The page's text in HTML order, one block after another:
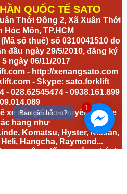
QUỐC TẾ SATO
Thới Đông 2, Xã Xuân Thới
Môn, TP.HCM
số thuế) số 0310041510 do
đầu ngày 29/5/2010, đăng ký
ngày 06/11/2017
- http://xenangsato.com
- Skype: sato.forklift
- 028.62545474 - 0938.161.899
xe nâng Sato chuyên bán xe
hãng như
Komatsu, Hyster, Nissan,
Hangcha, Raymond...
xe nâng, lốp xe nâng, bánh
1
Bạn cần hỗ trợ?